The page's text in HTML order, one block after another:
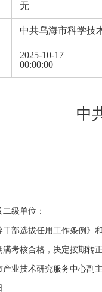
无
中共乌海市科学技
2025-10-17
00:00:00
中
二级单位 ：
干部选拔任用工作条例》和
满考核合格，决定按期转
产业技术研究服务中心副主